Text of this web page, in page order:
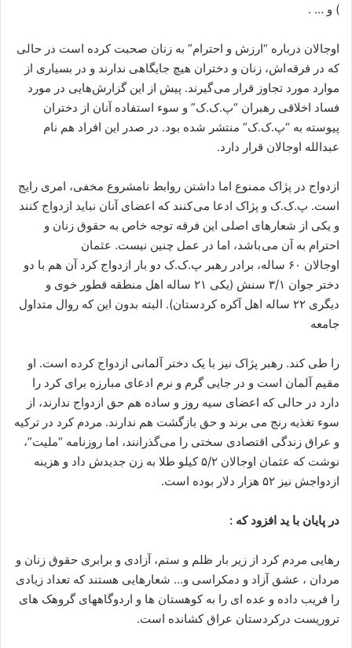
) و … .
اوجالان درباره “ارزش و احترام” به زنان صحبت کرده است در حالی
که در فرقه اش، زنان و دختران هیچ جایگاهی ندارند و در بسیاری از
موارد مورد تجاوز قرار می گیرند. پیش از این گزارش‌هایی در مورد
فساد اخلاقی رهبران “پ.ک.ک” و سوء استفاده آنان از دختران
پیوسته به “پ.ک.ک” منتشر شده بود. در صدر این افراد هم نام
عبدالله اوجالان قرار دارد.
ازدواج در پژاک ممنوع اما داشتن روابط نامشروع مخفی، امری رایج
است. پ.ک.ک و پژاک ادعا می کنند که اعضای آنان نباید ازدواج کنند
و یکی از شعارهای اصلی این فرقه توجه خاص به حقوق زنان و
احترام به آن می باشد، اما در عمل چنین نیست. عثمان
اوجالان ۶۰ ساله، برادر رهبر پ.ک.ک دو بار ازدواج کرد آن هم با دو
دختر جوان ۳/۱ سنش (یکی ۲۱ ساله اهل منطقه قطور خوی و
دیگری ۲۲ ساله اهل آکره کردستان). البته بدون این که روال متداول
جامعه
را طی کند. رهبر پژاک نیز با یک دختر آلمانی ازدواج کرده است. او
مقیم آلمان است و در جایی گرم و نرم ادعای مبارزه برای کرد را
دارد در حالی که اعضای سیه روز و ساده هم حق ازدواج ندارند، از
سوء تغذیه رنج می برند و حق بازگشت هم ندارند. مردم کرد در ترکیه
و عراق زندگی اقتصادی سختی را می‌گذرانند، اما روزنامه “ملیت”،
نوشت که عثمان اوجالان ۵/۲ کیلو طلا به زن جدیدش داد و هزینه
ازدواجش نیز ۵۲ هزار دلار بوده است.
در پایان با ید افزود که :
رهایی مردم کرد از زیر بار ظلم و ستم، آزادی و برابری حقوق زنان و
مردان ، عشق آزاد و دمکراسی و… شعارهایی هستند که تعداد زیادی
را فریب داده و عده ای را به کوهستان ها و اردوگاههای گروهک های
تروریست درکردستان عراق کشانده است.